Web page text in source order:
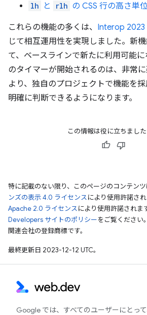
lh と rlh の CSS 行の高さ単
これらの機能の多くは、 Interop 2023
じて相互運用性を実現しました。新
て、ベースラインで新たに利用可能
のタイマーが開始されるのは、非常
より、独自のプロジェクトで機能を
明確に判断できるようになります。
この情報は役に立ちました
特に記載のない限り、このページのコンテンツ
ンズの表示 4.0 ライセンスにより使用許諾さ
Apache 2.0 ライセンスにより使用許諾されま
Developers サイトのポリシーをご覧くださ
関連会社の登録商標です。
最終更新日 2023-12-12 UTC。
Google では、すべてのユーザーにとって